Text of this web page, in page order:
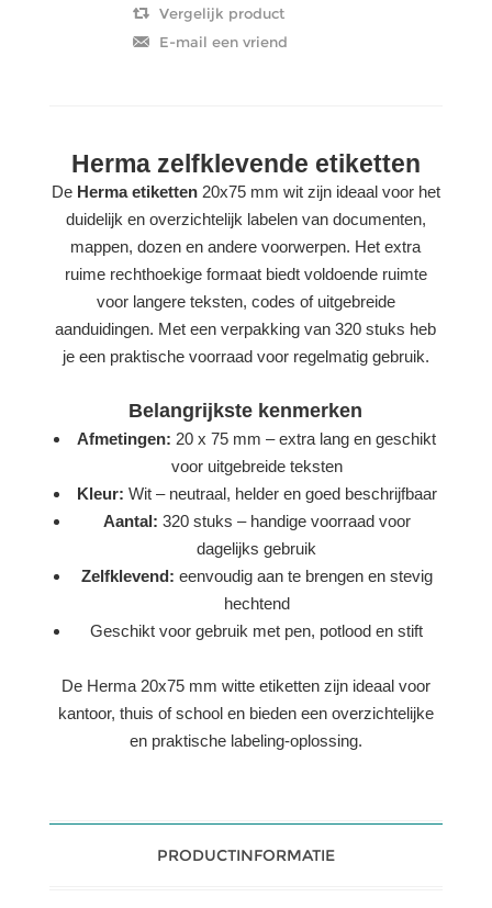
Herma zelfklevende etiketten
De Herma etiketten20x75 mm wit zijn ideaal voor het
duidelijk en overzichtelijk labelen van documenten,
mappen, dozen en andere voorwerpen. Het extra
ruime rechthoekige formaat biedt voldoende ruimte
voor langere teksten, codes of uitgebreide
aanduidingen. Met een verpakking van 320 stuks heb
je een praktische voorraad voor regelmatig gebruik.
Belangrijkste kenmerken
Afmetingen: 20 x 75 mm – extra lang en geschikt
voor uitgebreide teksten
Kleur: Wit – neutraal, helder en goed beschrijfbaar
Aantal: 320 stuks – handige voorraad voor
dagelijks gebruik
Zelfklevend: eenvoudig aan te brengen en stevig
hechtend
Geschikt voor gebruik met pen, potlood en stift
De Herma 20x75 mm witte etiketten zijn ideaal voor
kantoor, thuis of school en bieden een overzichtelijke
en praktische labeling-oplossing.
PRODUCTINFORMATIE